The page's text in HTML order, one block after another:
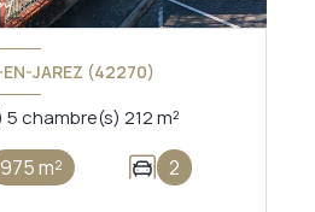
JAREZ (42270)
Maison 7 pièce(s) 5 chambre(s) 212 m²
975 m² 2